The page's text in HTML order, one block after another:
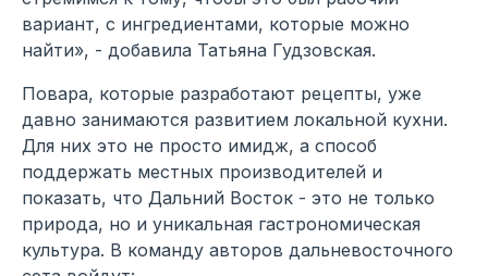
вариант, с ингредиентами, которые можно
найти», - добавила Татьяна Гудзовская.
Повара, которые разработают рецепты, уже
давно занимаются развитием локальной кухни.
Для них это не просто имидж, а способ
поддержать местных производителей и
показать, что Дальний Восток - это не только
природа, но и уникальная гастрономическая
культура. В команду авторов дальневосточного